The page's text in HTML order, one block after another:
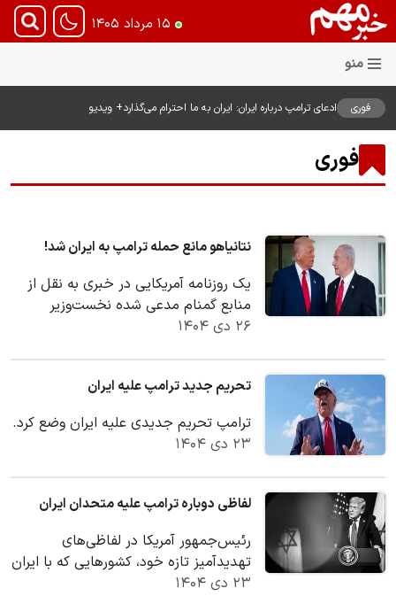
۱۵ مرداد ۱۴۰۵
فوری ادعای ترامپ درباره ایران: ایران به ما احترام می‌گذارد+ ویدیو
فوری
نتانیاهو مانع حمله ترامپ به ایران شد!
یک روزنامه آمریکایی در خبری به نقل از
منابع گمنام مدعی شده نخست‌وزیر
اسرائیل خواستار به تعویق افتادن اقدام
۲۶ دی ۱۴۰۴
تحریم جدید ترامپ علیه ایران
ترامپ تحریم جدیدی علیه ایران وضع کرد.
۲۳ دی ۱۴۰۴
لفاظی دوباره ترامپ علیه متحدان ایران
رئیس‌جمهور آمریکا در لفاظی‌های
تهدیدآمیز تازه خود، کشورهایی که با ایران
تعامل تجاری دارند، هدف گرفت.
۲۳ دی ۱۴۰۴